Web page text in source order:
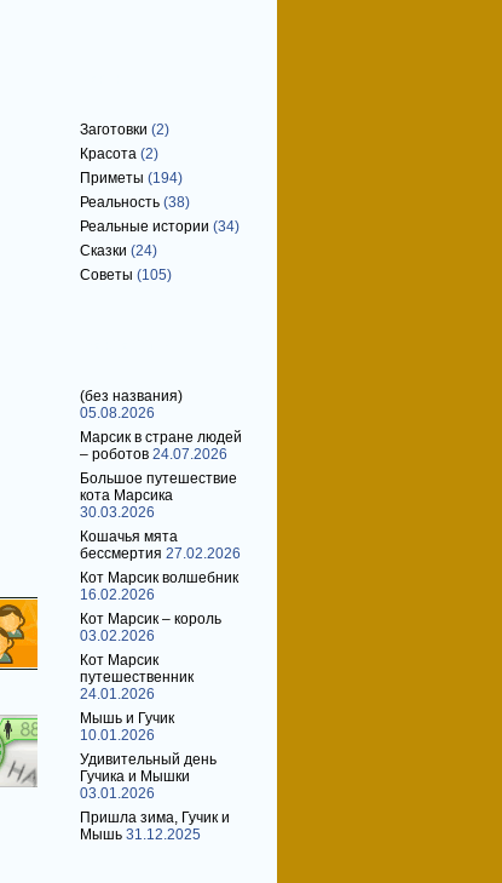
Заготовки (2)
Красота (2)
Приметы (194)
Реальность (38)
Реальные истории (34)
Сказки (24)
Советы (105)
(без названия)
05.08.2026
Марсик в стране людей
– роботов 24.07.2026
Большое путешествие
кота Марсика
30.03.2026
Кошачья мята
бессмертия 27.02.2026
Кот Марсик волшебник
16.02.2026
Кот Марсик – король
03.02.2026
Кот Марсик
путешественник
24.01.2026
Мышь и Гучик
10.01.2026
Удивительный день
Гучика и Мышки
03.01.2026
Пришла зима, Гучик и
Мышь 31.12.2025